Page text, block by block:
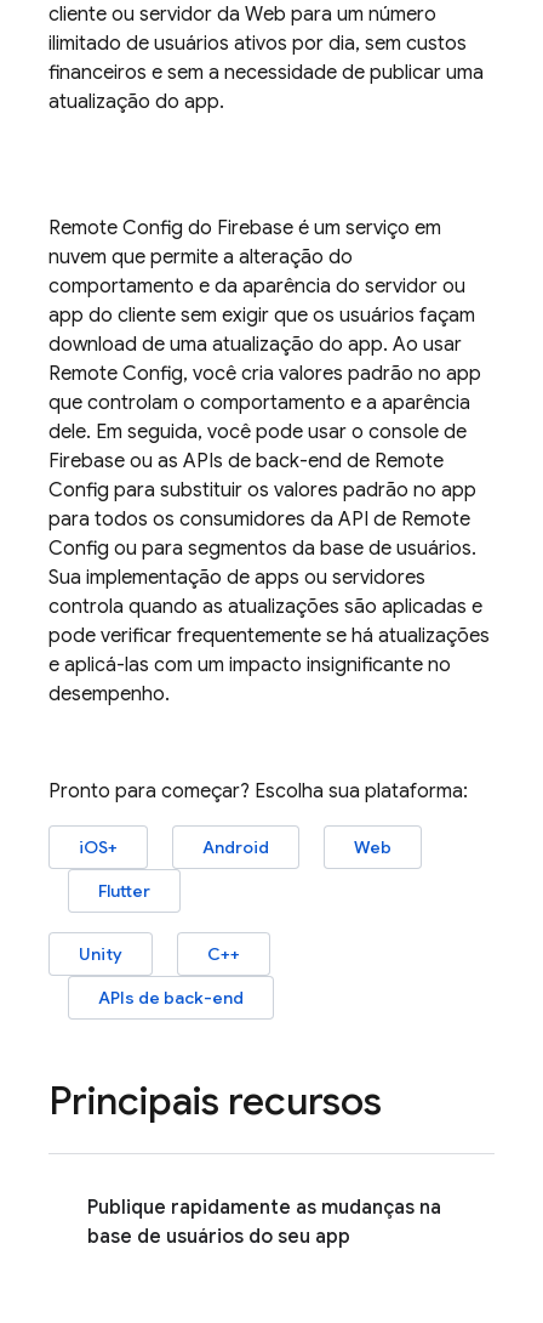
cliente ou servidor da Web para um número
ilimitado de usuários ativos por dia, sem custos
financeiros e sem a necessidade de publicar uma
atualização do app.
Remote Config do Firebase é um serviço em
nuvem que permite a alteração do
comportamento e da aparência do servidor ou
app do cliente sem exigir que os usuários façam
download de uma atualização do app. Ao usar
Remote Config, você cria valores padrão no app
que controlam o comportamento e a aparência
dele. Em seguida, você pode usar o console de
Firebase ou as APIs de back-end de Remote
Config para substituir os valores padrão no app
para todos os consumidores da API de Remote
Config ou para segmentos da base de usuários.
Sua implementação de apps ou servidores
controla quando as atualizações são aplicadas e
pode verificar frequentemente se há atualizações
e aplicá-las com um impacto insignificante no
desempenho.
Pronto para começar? Escolha sua plataforma:
iOS+ Android
Web
Flutter
Unity
C++
APIs de back-end
Principais recursos
Publique rapidamente as mudanças na
base de usuários do seu app